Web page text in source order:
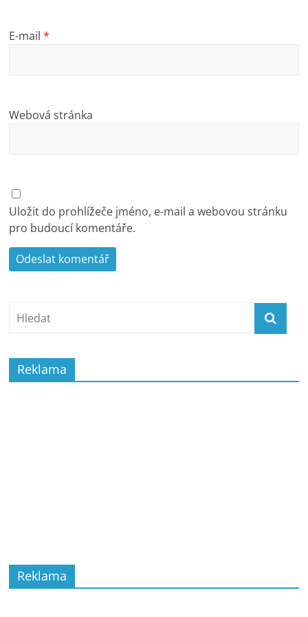
E-mail*
Webová stránka
Uložit do prohlížeče jméno, e-mail a webovou stránku
pro budoucí komentáře.
Reklama
Reklama